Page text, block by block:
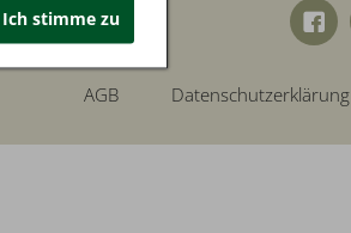
AGB Datenschutzerklärung
Ich stimme zu